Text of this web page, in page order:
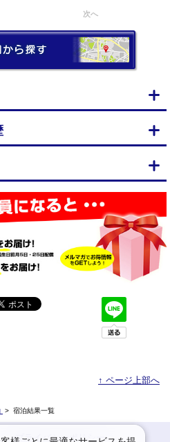
次へ
↑ ページ上部へ
> 宿泊結果一覧
プライバシーポリシー